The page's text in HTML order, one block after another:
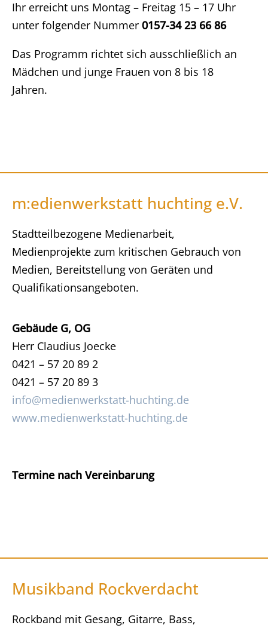
Ihr erreicht uns Montag – Freitag 15 – 17 Uhr
unter folgender Nummer 0157-34 23 66 86
Das Programm richtet sich ausschließlich an
Mädchen und junge Frauen von 8 bis 18
Jahren.
m:edienwerkstatt huchting e.V.
Stadtteilbezogene Medienarbeit,
Medienprojekte zum kritischen Gebrauch von
Medien, Bereitstellung von Geräten und
Qualifikationsangeboten.
Gebäude G, OG
Herr Claudius Joecke
0421 – 57 20 89 2
0421 – 57 20 89 3
info@medienwerkstatt-huchting.de
www.medienwerkstatt-huchting.de
Termine nach Vereinbarung
Musikband Rockverdacht
Rockband mit Gesang, Gitarre, Bass,